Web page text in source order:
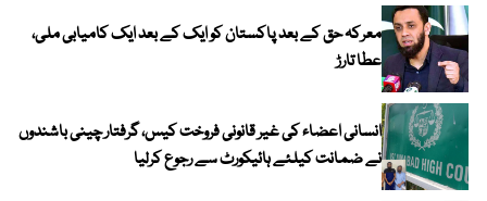
معرکہ حق کے بعد پاکستان کو ایک کے بعد ایک کامیابی ملی،
عطا تارڑ
انسانی اعضاء کی غیر قانونی فروخت کیس، گرفتار چینی باشندوں
نے ضمانت کیلئے ہائیکورٹ سے رجوع کرلیا